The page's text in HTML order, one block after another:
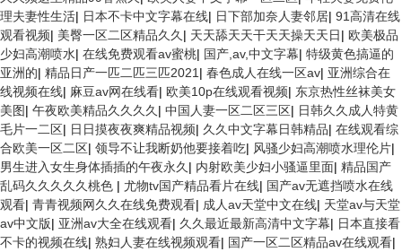
理夫妻性生活| 日本不卡中文字幕在线| 日下部加奈人妻邻居| 91高清在线
观看视频| 美臀一区二区精品久久 | 天天舔天天干天天操天天日| 欧美极品
少妇高潮喷水| 在线免费观看av蜜桃| 国产,av,中文字幕| 特级黄色搞逼的
亚洲的| 精品日产一匹二匹三匹2021 | 春色成人在线一区av| 亚洲综合在
线视频在线| 麻豆av网在线看| 欧美10p在线观看视频| 东京热性丝袜美女
美图| 午夜欧美精品久久久久 | 中国人妻一区二区三区| 日韩久久成人特黄
毛片一二区| 日日摸夜夜爽精品视频| 久久中文字幕日韩精品| 在线观看综
合欧美一区二区| 领导不让我断奶他要接着吃| 风骚少妇高潮喷水理伦片|
男生进入女生身体插插的午夜永久 | 内射欧美少妇小骚逼里面| 精品国产
乱码久久久久久桃色 | 尤物tv国产精品看片在线| 国产av无遮挡喷水在线
观看| 青青视频网久久在线免费观看| 成人av天堂中文在线| 天堂av与天堂
av中文版| 亚洲av大全在线观看| 久久最近最新高清中文字幕| 日本直接看
不卡的视频在线| 熟妇人妻在线视频观看| 国产一区二区精品av在线观看|